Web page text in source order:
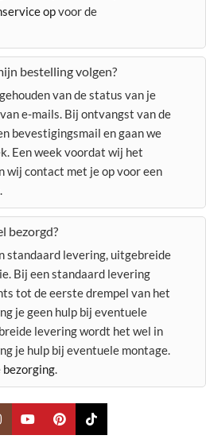
opvoor de
bestelling volgen?
van de status van je
e-mails. Bij ontvangst van de
bevestigingsmail en gaan we
Een week voordat wij het
wij contact met je op voor een
bezorgd?
standaard levering, uitgebreide
Bij een standaard levering
tot de eerste drempel van het
je geen hulp bij eventuele
levering wordt het wel in
je hulp bij eventuele montage.
bezorging.